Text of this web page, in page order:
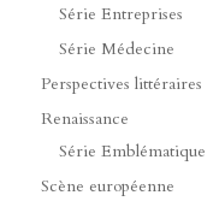
Série Entreprises
Série Médecine
Perspectives littéraires
Renaissance
Série Emblématique
Scène européenne